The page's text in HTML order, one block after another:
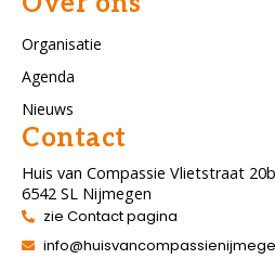
Organisatie
Agenda
Nieuws
Contact
Huis van Compassie Vlietstraat 20b
6542 SL Nijmegen
zie Contact pagina